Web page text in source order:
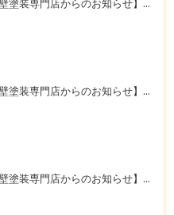
【桜井市 外壁塗装専門店からのお知らせ】桜井市Y様邸ビフォーアフターのご紹介 ～みなみ美装株式会社～
【桜井市 外壁塗装専門店からのお知らせ】外壁塗装を安く抑える方法教えます みなみ美装株式会社
【桜井市 外壁塗装専門店からのお知らせ】外壁塗装工事で失敗したくない方必見‼みなみ美装株式会社